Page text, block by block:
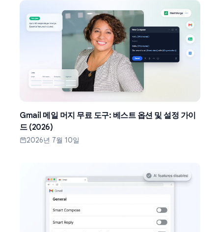
Gmail 메일 머지 무료 도구: 베스트 옵션 및 설정 가이
드 (2026)
2026년 7월 10일